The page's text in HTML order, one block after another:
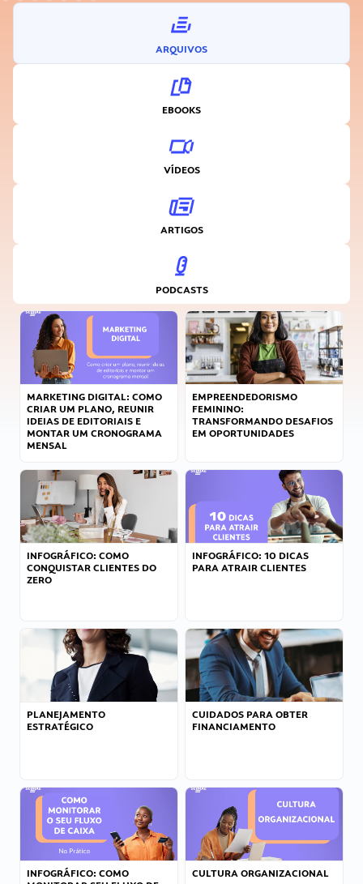
ARQUIVOS
EBOOKS
VÍDEOS
ARTIGOS
PODCASTS
MARKETING DIGITAL: COMO
CRIAR UM PLANO, REUNIR
IDEIAS DE EDITORIAIS E
MONTAR UM CRONOGRAMA
MENSAL
EMPREENDEDORISMO
FEMININO:
TRANSFORMANDO DESAFIOS
EM OPORTUNIDADES
INFOGRÁFICO: COMO
CONQUISTAR CLIENTES DO
ZERO
INFOGRÁFICO: 10 DICAS
PARA ATRAIR CLIENTES
PLANEJAMENTO
ESTRATÉGICO
CUIDADOS PARA OBTER
FINANCIAMENTO
INFOGRÁFICO: COMO
CULTURA ORGANIZACIONAL